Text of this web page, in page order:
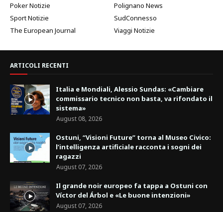
Poker Notizie
Polignano News
Sport Notizie
SudConnesso
The European Journal
Viaggi Notizie
ARTICOLI RECENTI
Italia e Mondiali, Alessio Sundas: «Cambiare
commissario tecnico non basta, va rifondato il
sistema»
August 08, 2026
Ostuni, “Visioni Future” torna al Museo Civico:
l’intelligenza artificiale racconta i sogni dei
ragazzi
August 07, 2026
Il grande noir europeo fa tappa a Ostuni con
Víctor del Árbol e «Le buone intenzioni»
August 07, 2026